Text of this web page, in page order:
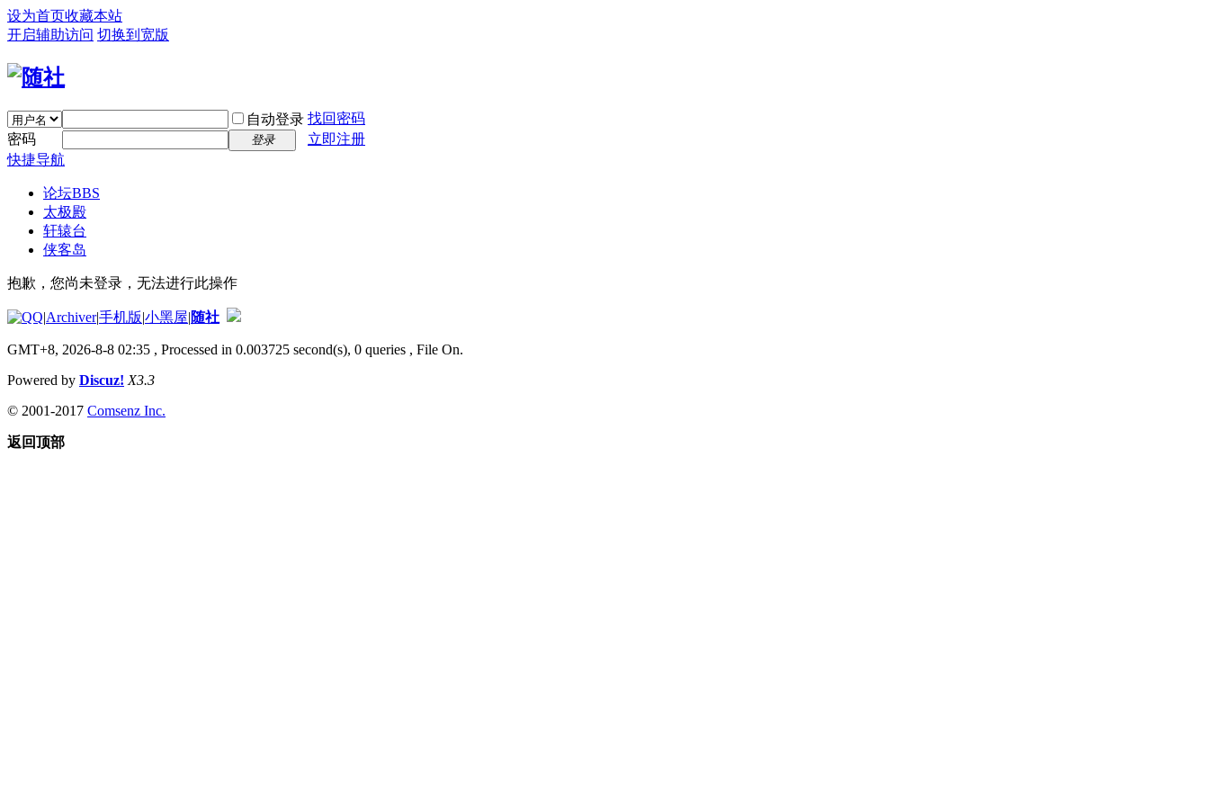
设为首页收藏本站
开启辅助访问 切换到宽版
自动登录 找回密码
密码
登录
立即注册
快捷导航
论坛BBS
太极殿
轩辕台
侠客岛
抱歉，您尚未登录，无法进行此操作
|Archiver|手机版|小黑屋|随社
GMT+8, 2026-8-8 02:35 , Processed in 0.003725 second(s), 0 queries , File On.
Powered by Discuz! X3.3
© 2001-2017 Comsenz Inc.
返回顶部